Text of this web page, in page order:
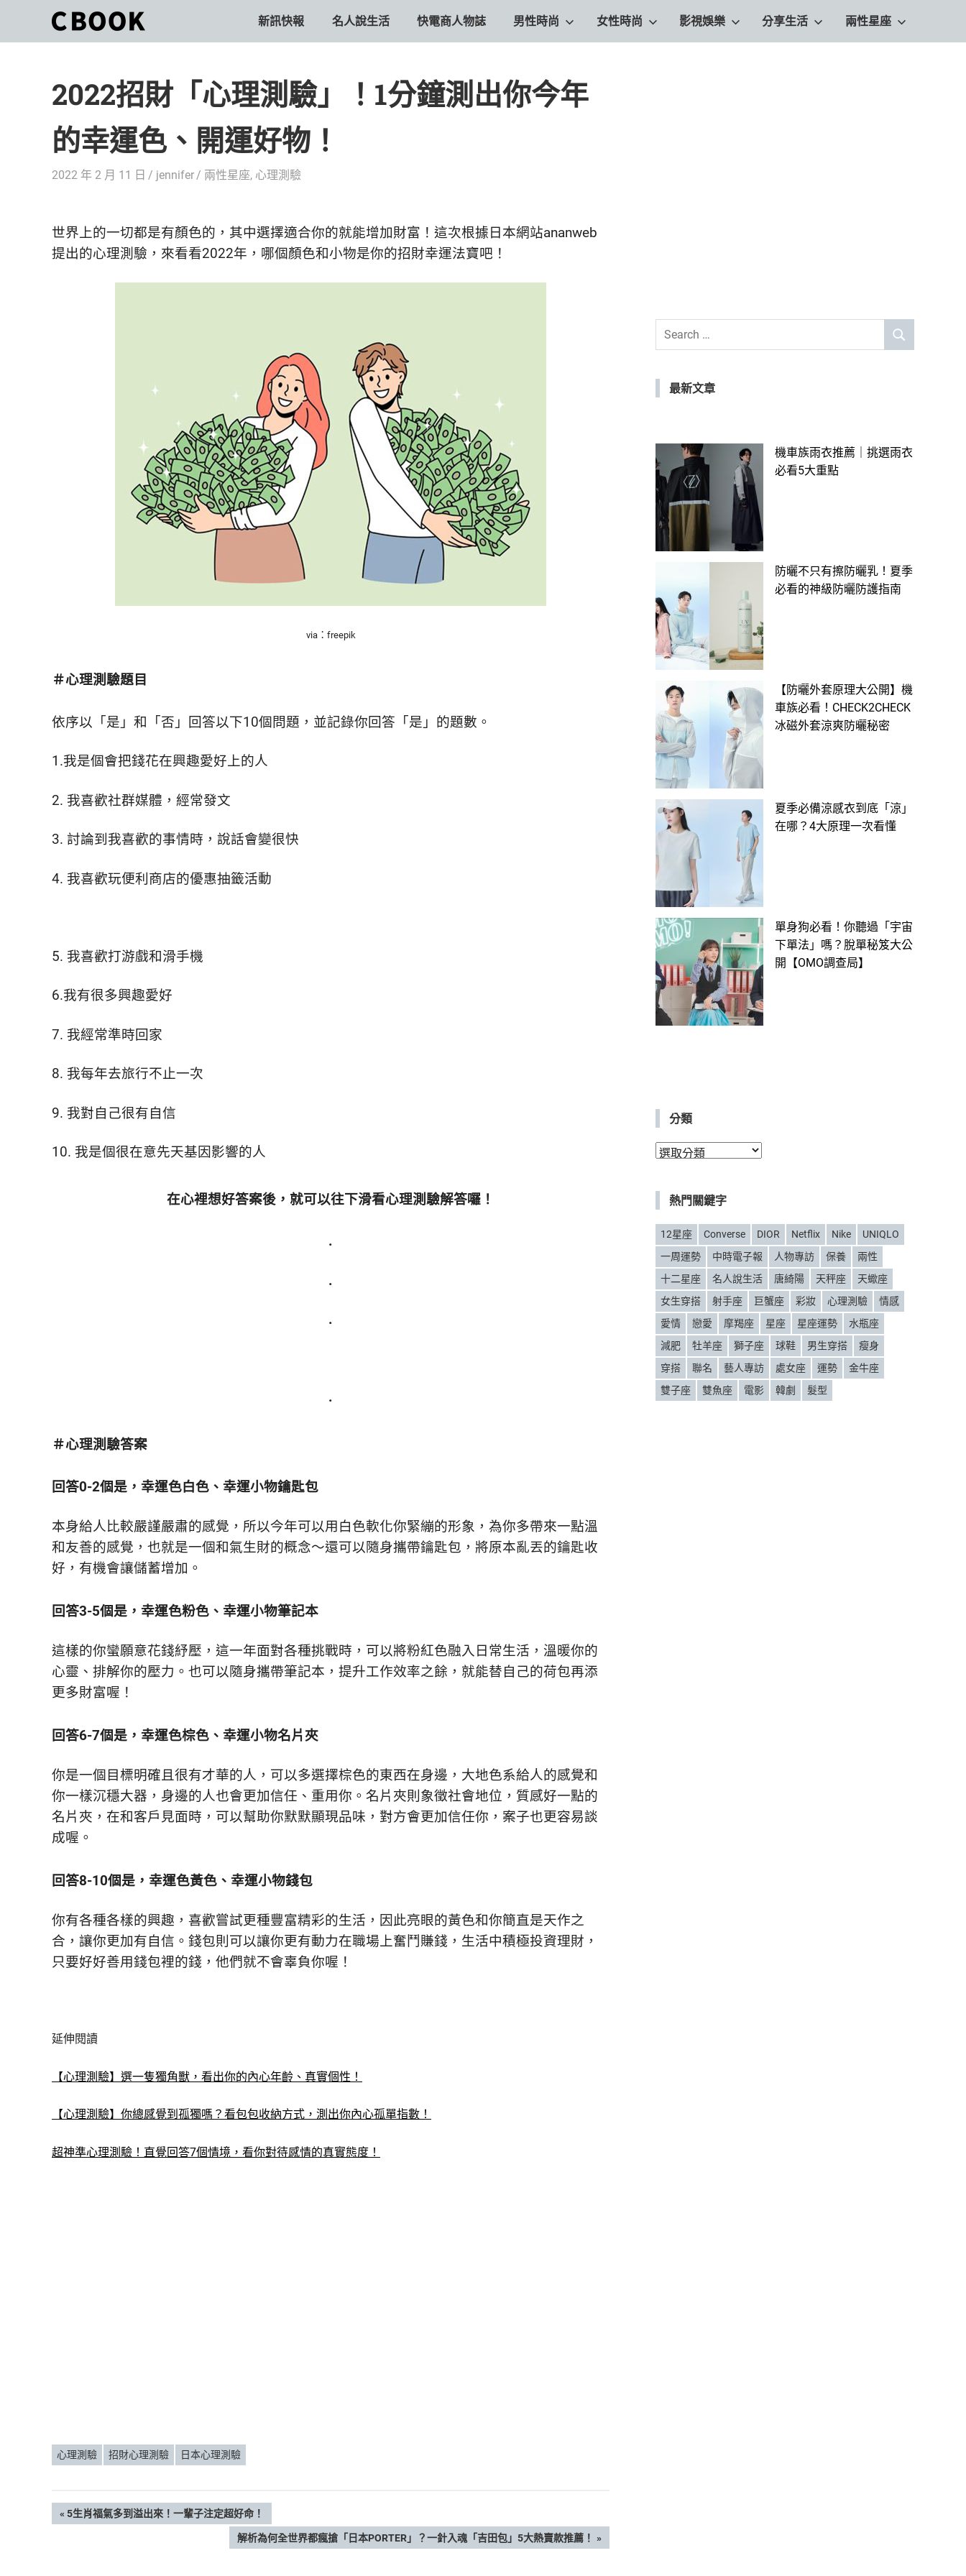
content
你
一
起
活
出
自
己
度
World.」
CBOOK
一
本
貼
妳
活
容，
獨
二
你
一
找
生
度。
新訊快報 名人說生活 快電商人物誌 男性時尚 女性時尚 影視娛樂 分享生活 兩性星座
2022招財「心理測驗」！1分鐘測出你今年
的幸運色、開運好物！
2022 年 2 月 11 日 jennifer 兩性星座, 心理測驗
世界上的一切都是有顏色的，其中選擇適合你的就能增加財富！這次根據日本網站ananweb
提出的心理測驗，來看看2022年，哪個顏色和小物是你的招財幸運法寶吧！
via：freepik
＃心理測驗題目
依序以「是」和「否」回答以下10個問題，並記錄你回答「是」的題數。
1.我是個會把錢花在興趣愛好上的人
2. 我喜歡社群媒體，經常發文
3. 討論到我喜歡的事情時，說話會變很快
4. 我喜歡玩便利商店的優惠抽籤活動
5. 我喜歡打游戲和滑手機
6.我有很多興趣愛好
7. 我經常準時回家
8. 我每年去旅行不止一次
9. 我對自己很有自信
10. 我是個很在意先天基因影響的人
在心裡想好答案後，就可以往下滑看心理測驗解答囉！
.
.
.
.
＃心理測驗答案
回答0-2個是，幸運色白色、幸運小物鑰匙包
本身給人比較嚴謹嚴肅的感覺，所以今年可以用白色軟化你緊繃的形象，為你多帶來一點溫
和友善的感覺，也就是一個和氣生財的概念～還可以隨身攜帶鑰匙包，將原本亂丟的鑰匙收
好，有機會讓儲蓄增加。
回答3-5個是，幸運色粉色、幸運小物筆記本
這樣的你蠻願意花錢紓壓，這一年面對各種挑戰時，可以將粉紅色融入日常生活，溫暖你的
心靈、排解你的壓力。也可以隨身攜帶筆記本，提升工作效率之餘，就能替自己的荷包再添
更多財富喔！
回答6-7個是，幸運色棕色、幸運小物名片夾
你是一個目標明確且很有才華的人，可以多選擇棕色的東西在身邊，大地色系給人的感覺和
你一樣沉穩大器，身邊的人也會更加信任、重用你。名片夾則象徵社會地位，質感好一點的
名片夾，在和客戶見面時，可以幫助你默默顯現品味，對方會更加信任你，案子也更容易談
成喔。
回答8-10個是，幸運色黃色、幸運小物錢包
你有各種各樣的興趣，喜歡嘗試更種豐富精彩的生活，因此亮眼的黃色和你簡直是天作之
合，讓你更加有自信。錢包則可以讓你更有動力在職場上奮鬥賺錢，生活中積極投資理財，
只要好好善用錢包裡的錢，他們就不會辜負你喔！
延伸閱讀
【心理測驗】選一隻獨角獸，看出你的內心年齡、真實個性！
【心理測驗】你總感覺到孤獨嗎？看包包收納方式，測出你內心孤單指數！
超神準心理測驗！直覺回答7個情境，看你對待感情的真實態度！
心理測驗 招財心理測驗 日本心理測驗
文PREVIOUS
5生肖福氣多到溢出來！一輩子注定超好命！
NEXT
POST:
解析為何全世界都瘋搶「日本PORTER」？一針入魂「吉田包」5大熱賣款推薦！
Search
SEARCH
最新文章
機車族雨衣推薦｜挑選雨衣
必看5大重點
防曬不只有擦防曬乳！夏季
必看的神級防曬防護指南
【防曬外套原理大公開】機
車族必看！CHECK2CHECK
冰磁外套涼爽防曬秘密
夏季必備涼感衣到底「涼」
在哪？4大原理一次看懂
單身狗必看！你聽過「宇宙
下單法」嗎？脫單秘笈大公
開【OMO調查局】
分類
分
熱門關鍵字
12星座 Converse DIOR Netflix Nike
UNIQLO
一周運勢
中時電子報 人物專訪 保養
兩性
十二星座
名人說生活 唐綺陽 天秤座
天蠍座
女生穿搭
射手座 巨蟹座 彩妝 心理測驗
情感
愛情
戀愛 摩羯座 星座 星座運勢
水瓶座
減肥
牡羊座 獅子座 球鞋 男生穿搭
瘦身
穿搭
聯名 藝人專訪 處女座 運勢
金牛座
雙子座
雙魚座 電影 韓劇 髮型